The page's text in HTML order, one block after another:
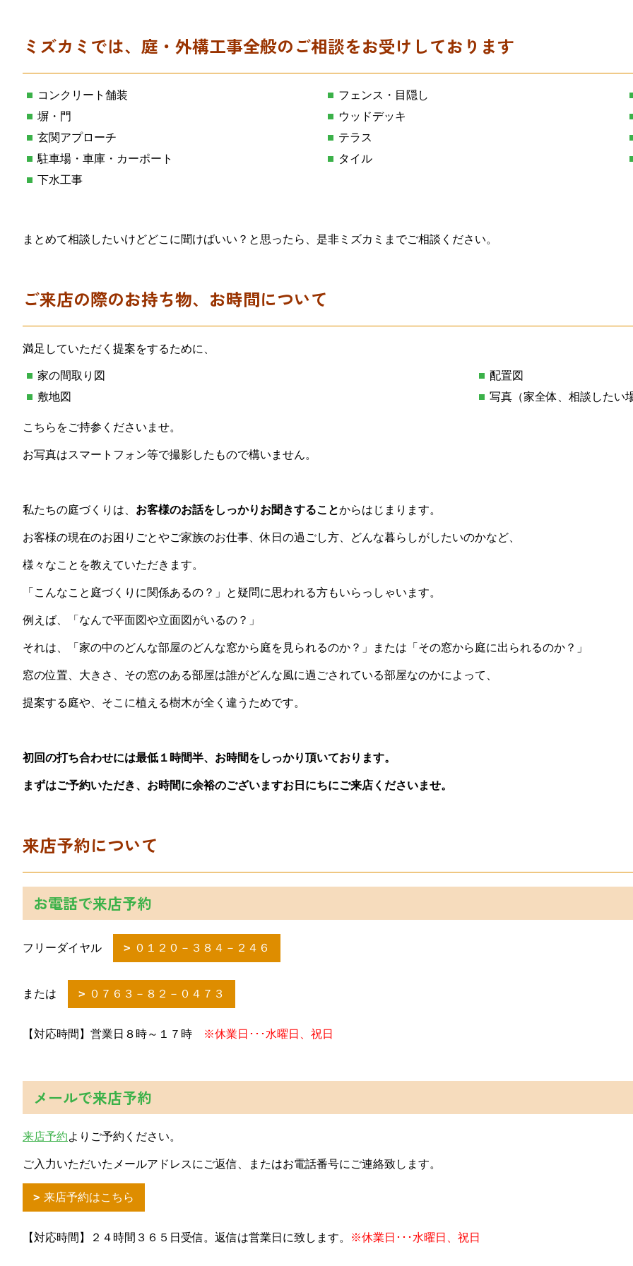
ミズカミでは、庭・外構工事全般のご相談をお受けしております
コンクリート舗装
塀・門
玄関アプローチ
駐車場・車庫・カーポート
下水工事
フェンス・目隠し
ウッドデッキ
テラス
タイル
まとめて相談したいけどどこに聞けばいい？と思ったら、是非ミズカミまでご相談ください。
ご来店の際のお持ち物、お時間について
満足していただく提案をするために、
家の間取り図
敷地図
配置図
写真（家全体、相談したい
こちらをご持参くださいませ。
お写真はスマートフォン等で撮影したもので構いません。
私たちの庭づくりは、 お客様のお話をしっかりお聞きすることからはじまります。
お客様の現在のお困りごとやご家族のお仕事、休日の過ごし方、どんな暮らしがしたいのかなど、
様々なことを教えていただきます。
「こんなこと庭づくりに関係あるの？」と疑問に思われる方もいらっしゃいます。
例えば、「なんで平面図や立面図がいるの？」
それは、「家の中のどんな部屋のどんな窓から庭を見られるのか？」または「その窓から庭に出られるのか？」
窓の位置、大きさ、その窓のある部屋は誰がどんな風に過ごされている部屋なのかによって、
提案する庭や、そこに植える樹木が全く違うためです。
初回の打ち合わせには最低１時間半、お時間をしっかり頂いております。
まずはご予約いただき、お時間に余裕のございますお日にちにご来店くださいませ。
来店予約について
お電話で来店予約
フリーダイヤル ０１２０－３８４－２４６
または ０７６３－８２－０４７３
【対応時間】営業日８時～１７時 ※休業日･･･水曜日、祝日
メールで来店予約
来店予約よりご予約ください。
ご入力いただいたメールアドレスにご返信、またはお電話番号にご連絡致します。
来店予約はこちら
【対応時間】２４時間３６５日受信。返信は営業日に致します。 ※休業日･･･水曜日、祝日